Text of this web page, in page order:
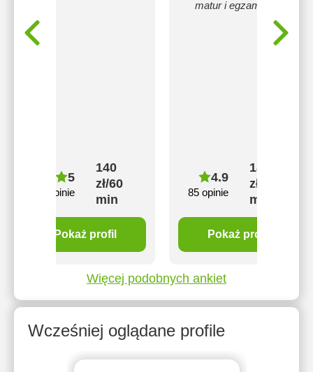
5
7 opinie
140
zł/60
min
Pokaż profil
matur i egzaminów.
4.9
85 opinie
180
zł/60
min
Pokaż profil
Więcej podobnych ankiet
Wcześniej oglądane profile